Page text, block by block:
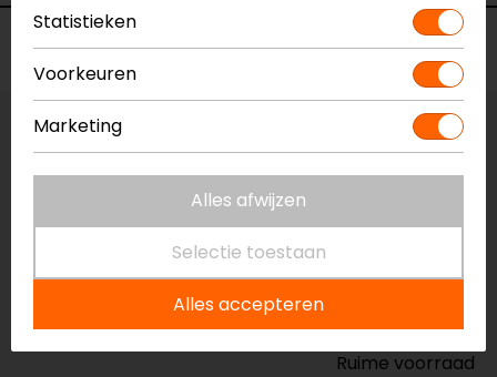
Voorraad
Vestiging Apeldoorn
Ruime voorraad
Vestiging Eindhoven
Ruime voorraad
Statistieken
Voorkeuren
Marketing
Alles afwijzen
Selectie toestaan
Alles accepteren